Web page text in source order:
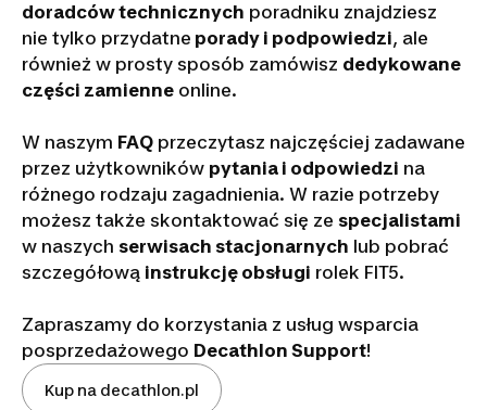
doradców technicznych poradniku znajdziesz
nie tylko przydatne porady i podpowiedzi, ale
również w prosty sposób zamówisz dedykowane
części zamienne online.
W naszym FAQ przeczytasz najczęściej zadawane
przez użytkowników pytania i odpowiedzi na
różnego rodzaju zagadnienia. W razie potrzeby
możesz także skontaktować się ze specjalistami
w naszych serwisach stacjonarnych lub pobrać
szczegółową instrukcję obsługi rolek FIT5.
Zapraszamy do korzystania z usług wsparcia
posprzedażowego Decathlon Support!
Kup na decathlon.pl